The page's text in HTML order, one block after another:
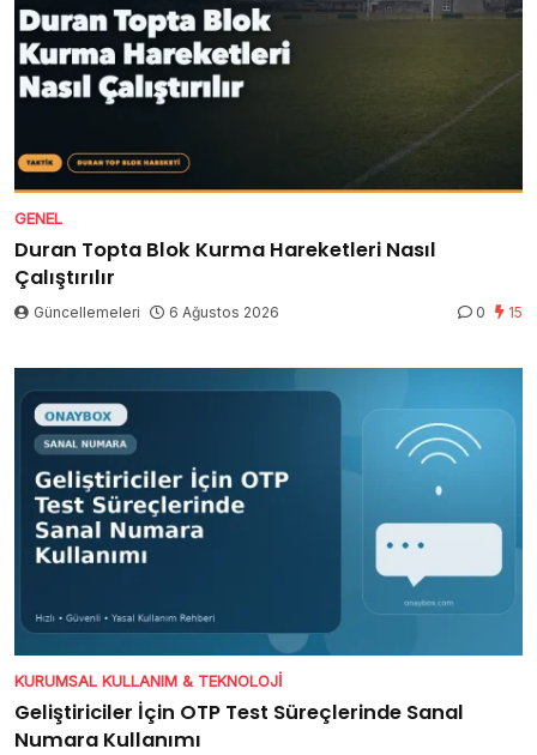
GENEL
Duran Topta Blok Kurma Hareketleri Nasıl
Çalıştırılır
Güncellemeleri 6 Ağustos 2026 0 15
KURUMSAL KULLANIM & TEKNOLOJI
Geliştiriciler İçin OTP Test Süreçlerinde Sanal
Numara Kullanımı